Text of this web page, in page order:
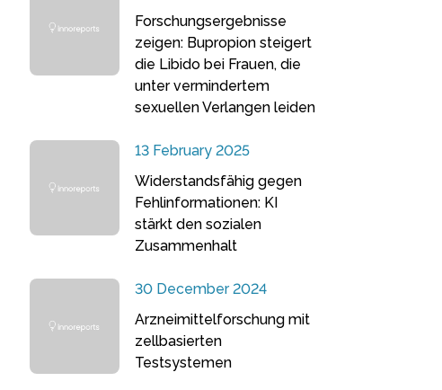
Forschungsergebnisse
zeigen: Bupropion steigert
die Libido bei Frauen, die
unter vermindertem
sexuellen Verlangen leiden
13 February 2025
Widerstandsfähig gegen
Fehlinformationen: KI
stärkt den sozialen
Zusammenhalt
30 December 2024
Arzneimittelforschung mit
zellbasierten
Testsystemen